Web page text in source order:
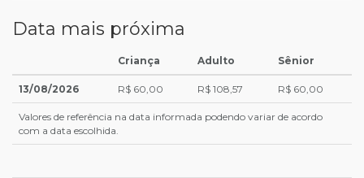
Data mais próxima
Criança Adulto Sênior
13/08/2026 R$ 60,00 R$ 108,57 R$ 60,00
Valores de referência na data informada podendo variar de acordo
com a data escolhida.